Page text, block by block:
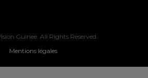
Guinee. All Rights Reserved.
Mentions légales